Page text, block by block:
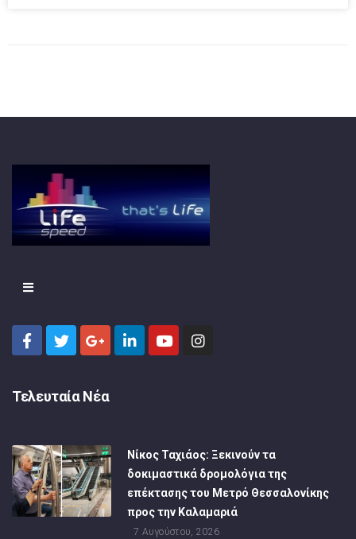
Τελευταία Νέα
Νίκος Ταχιάος: Ξεκινούν τα
δοκιμαστικά δρομολόγια της
επέκτασης του Μετρό Θεσσαλονίκης
προς την Καλαμαριά
7 Αυγούστου, 2026